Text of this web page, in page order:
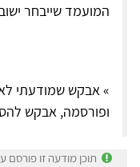
המועמד שייבחר
» אבקש שמודעתי
ופורסמה, אבקש
תוכן מודעה זו